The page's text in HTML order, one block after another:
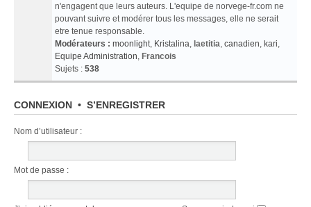
n'engagent que leurs auteurs. L'equipe de norvege-fr.com ne
pouvant suivre et modérer tous les messages, elle ne serait
etre tenue responsable.
Modérateurs : moonlight, Kristalina, laetitia, canadien, kari,
Equipe Administration, Francois
Sujets : 538
CONNEXION • S’ENREGISTRER
Nom d’utilisateur :
Mot de passe :